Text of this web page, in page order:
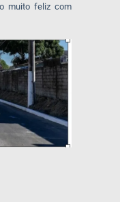
muito feliz com